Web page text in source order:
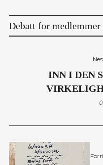
Debatt for medlemmer
INN I DEN